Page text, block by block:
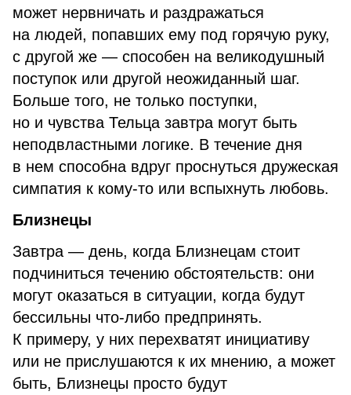
может нервничать и раздражаться
на людей, попавших ему под горячую руку,
с другой же — способен на великодушный
поступок или другой неожиданный шаг.
Больше того, не только поступки,
но и чувства Тельца завтра могут быть
неподвластными логике. В течение дня
в нем способна вдруг проснуться дружеская
симпатия к кому-то или вспыхнуть любовь.
Близнецы
Завтра — день, когда Близнецам стоит
подчиниться течению обстоятельств: они
могут оказаться в ситуации, когда будут
бессильны что-либо предпринять.
К примеру, у них перехватят инициативу
или не прислушаются к их мнению, а может
быть, Близнецы просто будут